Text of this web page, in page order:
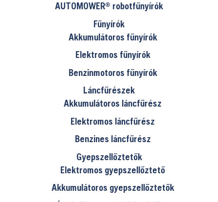
AUTOMOWER® robotfűnyírók
Fűnyírók
Akkumulátoros fűnyírók
Elektromos fűnyírók
Benzinmotoros fűnyírók
Láncfűrészek
Akkumulátoros láncfűrész
Elektromos láncfűrész
Benzines láncfűrész
Gyepszellőztetők
Elektromos gyepszellőztető
Akkumulátoros gyepszellőztetők